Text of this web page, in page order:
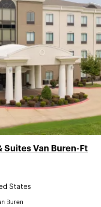
Suites Van Buren-Ft
States
Buren